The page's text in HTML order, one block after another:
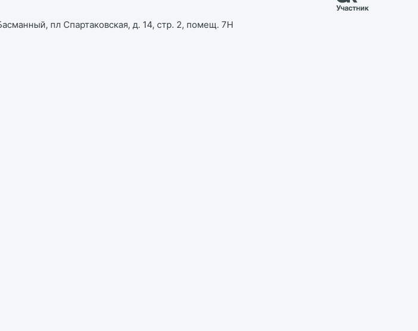
пл Спартаковская, д. 14, стр. 2, помещ. 7Н